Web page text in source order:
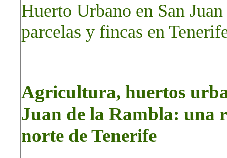
Huerto Urbano en San
parcelas y fincas en
Agricultura, huertos
Juan de la Rambla: una
norte de Tenerife